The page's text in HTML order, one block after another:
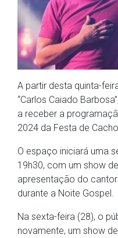
A partir desta quinta-
“Carlos Caiado
a receber a
2024 da Festa de
O espaço iniciará uma
19h30, com um show
apresentação do cantor
durante a Noite Gospel.
Na sexta-feira (28), o
novamente, um show